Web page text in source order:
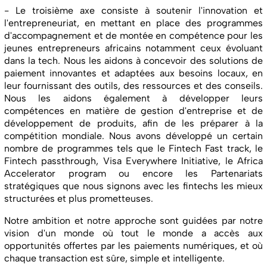
- Le troisième axe consiste à soutenir l'innovation et
l'entrepreneuriat, en mettant en place des programmes
d'accompagnement et de montée en compétence pour les
jeunes entrepreneurs africains notamment ceux évoluant
dans la tech. Nous les aidons à concevoir des solutions de
paiement innovantes et adaptées aux besoins locaux, en
leur fournissant des outils, des ressources et des conseils.
Nous les aidons également à développer leurs
compétences en matière de gestion d'entreprise et de
développement de produits, afin de les préparer à la
compétition mondiale. Nous avons développé un certain
nombre de programmes tels que le Fintech Fast track, le
Fintech passthrough, Visa Everywhere Initiative, le Africa
Accelerator program ou encore les Partenariats
stratégiques que nous signons avec les fintechs les mieux
structurées et plus prometteuses.
Notre ambition et notre approche sont guidées par notre
vision d'un monde où tout le monde a accès aux
opportunités offertes par les paiements numériques, et où
chaque transaction est sûre, simple et intelligente.